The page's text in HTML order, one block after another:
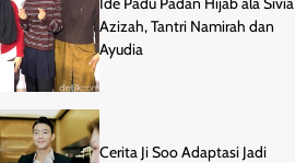
Azizah, Tantri Namirah dan
Ayudia
Cerita Ji Soo Adaptasi Jadi